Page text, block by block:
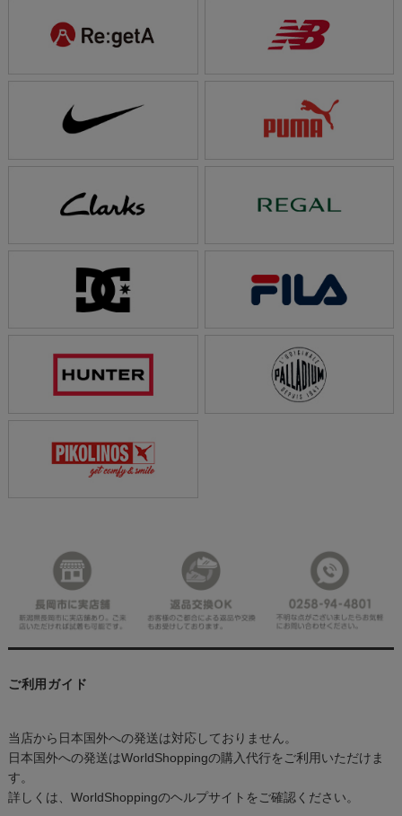
ご利用ガイド
当店から日本国外への発送は対応しておりません。
日本国外への発送はWorldShoppingの購入代行をご利用いただけま
す。
詳しくは、WorldShoppingのヘルプサイトをご確認ください。